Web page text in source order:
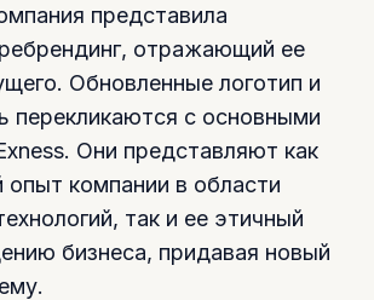
представила
отражающий ее
Обновленные логотип и
перекликаются с основными
Они представляют как
опыт компании в области
так и ее этичный
бизнеса, придавая новый